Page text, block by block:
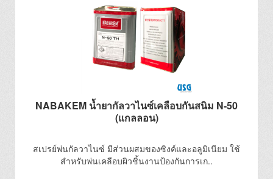
NABAKEM น้ำยากัลวาไนซ์เคลือบกันสนิม N-50
(แกลลอน)
สเปรย์พ่นกัลวาไนซ์ มีส่วนผสมของซิงค์และอลูมิเนียม ใช้
สำหรับพ่นเคลือบผิวชิ้นงานป้องกันการเก..